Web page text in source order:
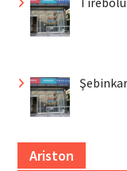
Ariston